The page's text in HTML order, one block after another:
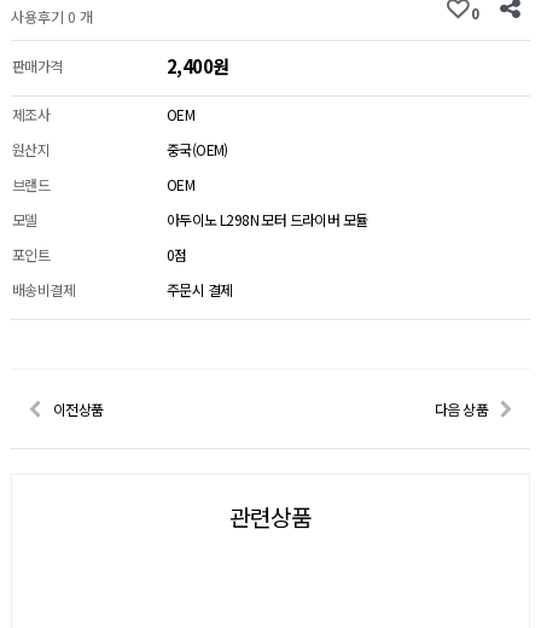
사용후기 0 개 0
판매가격 2,400원
제조사
OEM
원산지
중국(OEM)
브랜드
OEM
모델
아두이노 L298N 모터 드라이버 모듈
포인트
0점
배송비결제
주문시 결제
이전상품 다음 상품
관련상품